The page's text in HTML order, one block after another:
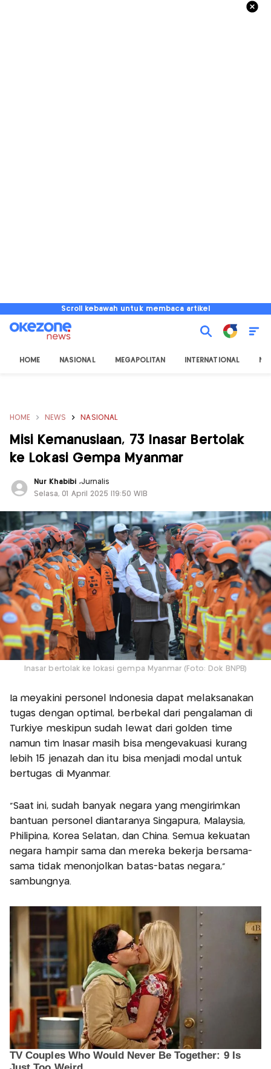
Scroll kebawah untuk membaca artikel
HOME NASIONAL MEGAPOLITAN INTERNATIONAL
HOME NEWS NASIONAL
Misi Kemanusiaan, 73 Inasar Bertolak
ke Lokasi Gempa Myanmar
Nur Khabibi ,Jurnalis
Selasa, 01 April 2025 |19:50 WIB
Inasar bertolak ke lokasi gempa Myanmar (Foto: Dok BNPB)
Ia meyakini personel Indonesia dapat melaksanakan
tugas dengan optimal, berbekal dari pengalaman di
Turkiye meskipun sudah lewat dari golden time
namun tim Inasar masih bisa mengevakuasi kurang
lebih 15 jenazah dan itu bisa menjadi modal untuk
bertugas di Myanmar.
"Saat ini, sudah banyak negara yang mengirimkan
bantuan personel diantaranya Singapura, Malaysia,
Philipina, Korea Selatan, dan China. Semua kekuatan
negara hampir sama dan mereka bekerja bersama-
sama tidak menonjolkan batas-batas negara,"
sambungnya.